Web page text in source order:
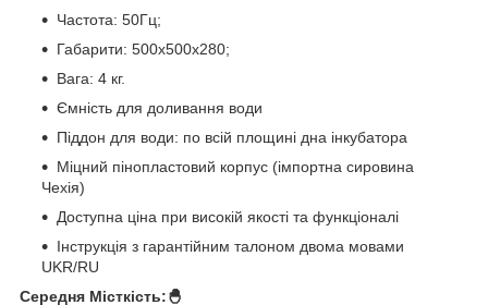
Частота: 50Гц;
Габарити: 500х500х280;
Вага: 4 кг.
Ємність для доливання води
Піддон для води: по всій площині дна інкубатора
Міцний пінопластовий корпус (імпортна сировина
Чехія)
Доступна ціна при високій якості та функціоналі
Інструкція з гарантійним талоном двома мовами
UKR/RU
Середня Місткість:🐣